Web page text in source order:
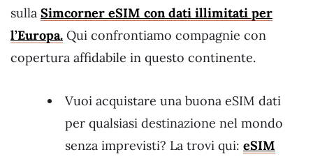
sulla Simcorner eSIM con dati illimitati per
l’Europa. Qui confrontiamo compagnie con
copertura affidabile in questo continente.
Vuoi acquistare una buona eSIM dati
per qualsiasi destinazione nel mondo
senza imprevisti? La trovi qui: eSIM